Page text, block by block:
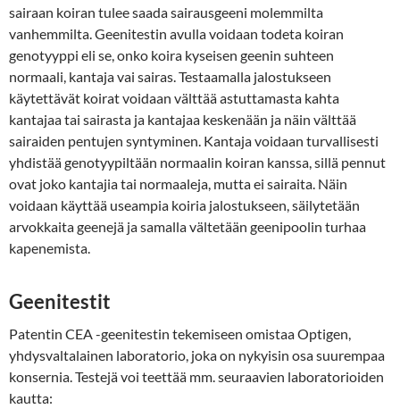
sairaan koiran tulee saada sairausgeeni molemmilta
vanhemmilta. Geenitestin avulla voidaan todeta koiran
genotyyppi eli se, onko koira kyseisen geenin suhteen
normaali, kantaja vai sairas. Testaamalla jalostukseen
käytettävät koirat voidaan välttää astuttamasta kahta
kantajaa tai sairasta ja kantajaa keskenään ja näin välttää
sairaiden pentujen syntyminen. Kantaja voidaan turvallisesti
yhdistää genotyypiltään normaalin koiran kanssa, sillä pennut
ovat joko kantajia tai normaaleja, mutta ei sairaita. Näin
voidaan käyttää useampia koiria jalostukseen, säilytetään
arvokkaita geenejä ja samalla vältetään geenipoolin turhaa
kapenemista.
Geenitestit
Patentin CEA -geenitestin tekemiseen omistaa Optigen,
yhdysvaltalainen laboratorio, joka on nykyisin osa suurempaa
konsernia. Testejä voi teettää mm. seuraavien laboratorioiden
kautta: